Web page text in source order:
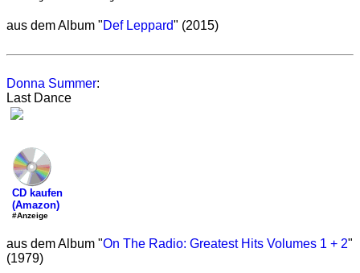
aus dem Album "Def Leppard" (2015)
Donna Summer:
Last Dance
CD kaufen
(Amazon)
#Anzeige
aus dem Album "On The Radio: Greatest Hits Volumes 1 + 2"
(1979)